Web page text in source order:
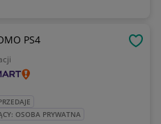
PS4
OSOBA PRYWATNA